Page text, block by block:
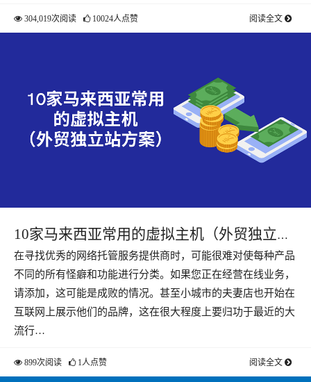
304,019次阅读 10024人点赞 阅读全文
10家马来西亚常用的虚拟主机（外贸独立站
方案）
在寻找优秀的网络托管服务提供商时，可能很难对使每种产品
不同的所有怪癖和功能进行分类。如果您正在经营在线业务，
请添加，这可能是成败的情况。甚至小城市的夫妻店也开始在
互联网上展示他们的品牌，这在很大程度上要归功于最近的大
流行…
899次阅读 1人点赞 阅读全文